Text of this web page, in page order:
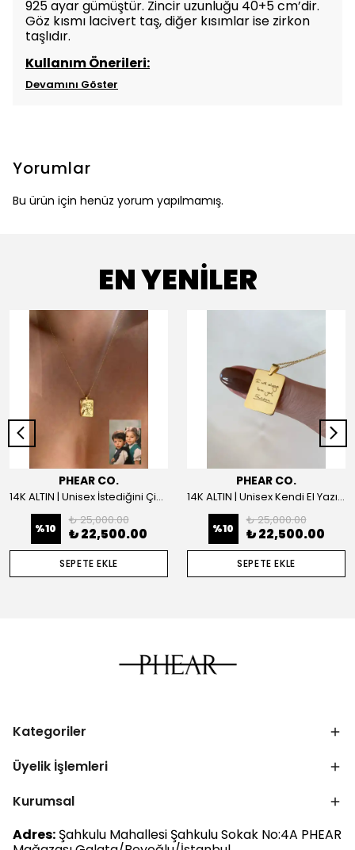
925 ayar gümüştür. Zincir uzunluğu 40+5 cm’dir.
Göz kısmı lacivert taş, diğer kısımlar ise zirkon
taşlıdır.
Kullanım Önerileri:
Devamını Göster
Yorumlar
Bu ürün için henüz yorum yapılmamış.
EN YENİLER
PHEAR CO.
14K ALTIN | Unisex İstediğini Çizdir Kolye
%10
₺ 25,000.00
₺ 22,500.00
SEPETE EKLE
PHEAR CO.
14K ALTIN | Unisex Kendi El Yazın ile İstediğini Yazdır Plaka Kolye
%10
₺ 25,000.00
₺ 22,500.00
SEPETE EKLE
Kategoriler
Üyelik İşlemleri
Kurumsal
Adres: Şahkulu Mahallesi Şahkulu Sokak No:4A PHEAR